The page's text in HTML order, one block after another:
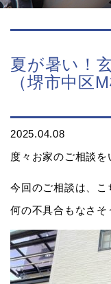
夏が暑い！
（堺市中区
2025.04.08
度々お家のご相談を
今回のご相談は、こ
何の不具合もなさ